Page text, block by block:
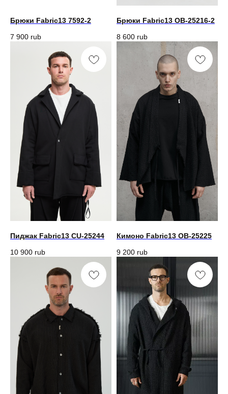
Брюки Fabric13 7592-2
7 900 rub
Брюки Fabric13 OB-25216-2
8 600 rub
Пиджак Fabric13 CU-25244
10 900 rub
Кимоно Fabric13 OB-25225
9 200 rub